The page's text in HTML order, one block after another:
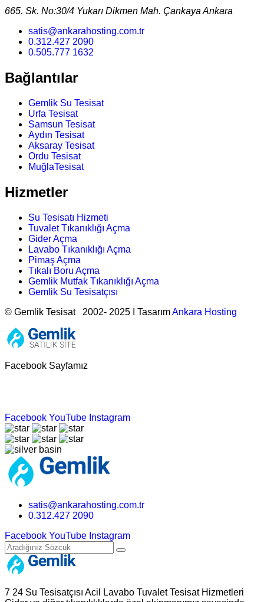
665. Sk. No:30/4 Yukarı Dikmen Mah. Çankaya Ankara
satis@ankarahosting.com.tr
0.312.427 2090
0.505.777 1632
Bağlantılar
Gemlik Su Tesisat
Urfa Tesisat
Samsun Tesisat
Aydın Tesisat
Aksaray Tesisat
Ordu Tesisat
MuğlaTesisat
Hizmetler
Su Tesisatı Hizmeti
Tuvalet Tıkanıklığı Açma
Gider Açma
Lavabo Tıkanıklığı Açma
Pimaş Açma
Tıkalı Boru Açma
Gemlik Mutfak Tıkanıklığı Açma
Gemlik Su Tesisatçısı
© Gemlik Tesisat 2002- 2025 I TasarımAnkara Hosting
Facebook Sayfamız
Facebook YouTube Instagram
satis@ankarahosting.com.tr
0.312.427 2090
Facebook YouTube Instagram
7 24 Su Tesisatçısı Acil Lavabo Tuvalet Tesisat Hizmetleri